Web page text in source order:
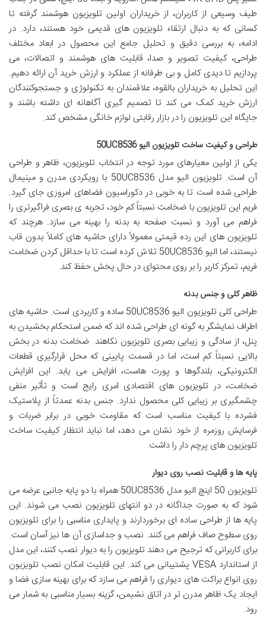
طیف وسیعی از کاربران، از خریداران اولین تلویزیون هوشمند گرفته تا
کسانی که به دنبال ارتقاء تلویزیون های قدیمی خود هستند، دارد. در
ادامه، به بررسی دقیق و تحلیل جامع این محصول در ابعاد مختلف
طراحی، کیفیت تصویر و صدا، قابلیت های هوشمند و اتصالات، می
پردازیم تا دیدی کامل و بی طرفانه از عملکرد و ارزش خرید آن ارائه دهیم.
این تحلیل به خریداران بالقوه، علاقمندان به تکنولوژی و جستجوکنندگان
ارزش خرید کمک می کند تا تصمیم گیری آگاهانه ای داشته باشند و
جایگاه این تلویزیون را در بازار رقابتی لوازم خانگی مشخص کند.
طراحی و کیفیت ساخت تلویزیون الیو 50UC8536
یکی از اولین معیارهای مورد توجه در انتخاب تلویزیون، ظاهر و طراحی
آن است. تلویزیون الیو مدل 50UC8536 با رویکردی مدرن و مینیمال
طراحی شده است تا به خوبی در دکوراسیون فضاهای امروزی جای گیرد.
فریم این تلویزیون با ضخامت نسبتاً کم خود، تجربه ی بصری فراگیرتری را
فراهم می آورد و نسبت صفحه به بدنه را بهینه می سازد. هرچند که
تلویزیون های این رده قیمتی معمولاً دارای حاشیه های کاملاً بدون قاب
نیستند، اما الیو 50UC8536 تلاش کرده است تا با حداقل کردن ضخامت
فریم، تمرکز کاربر را بر روی محتوای در حال پخش حفظ کند.
ظاهر کلی و جنس بدنه
طراحی کلی تلویزیون الیو 50UC8536 ساده و کاربردی است. حاشیه های
اطراف نمایشگر به گونه ای طراحی شده اند که ضمن استحکام بخشیدن به
پنل، از سادگی و زیبایی بصری تلویزیون نکاهند. ضخامت بدنه در بخش
بالایی نسبتاً کم است، اما در قسمت پایینی که محل قرارگیری قطعات
الکترونیکی، بلندگوها و پورت هاست، افزایش می یابد. این افزایش
ضخامت، در تلویزیون های اقتصادی امری رایج است و تأثیر منفی
چشمگیری بر زیبایی کلی محصول ندارد. جنس بدنه عمدتاً از پلاستیک
فشرده با کیفیت مناسب است که مقاومت خوبی در برابر ضربات و
فرسایش روزمره از خود نشان می دهد، اما نباید انتظار کیفیت ساخت
تلویزیون های پرچم دار را داشت.
پایه ها و قابلیت نصب روی دیوار
تلویزیون 50 اینچ الیو مدل 50UC8536 همراه با دو پایه جانبی عرضه می
شود که به صورت جداگانه در دو انتهای تلویزیون نصب می شوند. این
پایه ها از طراحی ساده ای برخوردارند و پایداری مناسبی را برای تلویزیون
روی سطوح صاف فراهم می کنند. نصب و جداسازی آن ها نیز آسان است.
برای کاربرانی که ترجیح می دهند تلویزیون را به دیوار نصب کنند، این مدل
از استاندارد VESA پشتیبانی می کند. این قابلیت امکان نصب تلویزیون
روی انواع براکت های دیواری را فراهم می سازد که برای بهینه سازی فضا و
ایجاد یک ظاهر مدرن تر در اتاق نشیمن، گزینه بسیار مناسبی به شمار می
رود.